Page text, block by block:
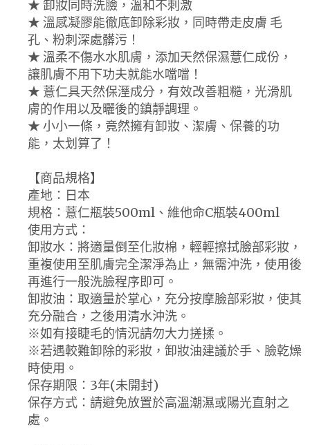
★ 卸妝同時洗臉，溫和不刺激
★ 溫感凝膠能徹底卸除彩妝，同時帶走皮膚 毛
孔、粉刺深處髒污！
★ 溫柔不傷水水肌膚，添加天然保濕薏仁成份，
讓肌膚不用下功夫就能水噹噹！
★ 薏仁具天然保溼成分，有效改善粗糙，光滑肌
膚的作用以及曬後的鎮靜調理。
★ 小小一條，竟然擁有卸妝、潔膚、保養的功
能，太划算了！
【商品規格】
產地：日本
規格：薏仁瓶裝500ml、維他命C瓶裝400ml
使用方式：
卸妝水：將適量倒至化妝棉，輕輕擦拭臉部彩妝，
重複使用至肌膚完全潔淨為止，無需沖洗，使用後
再進行一般洗臉程序即可。
卸妝油：取適量於掌心，充分按摩臉部彩妝，使其
充分融合，之後用清水沖洗。
※如有接睫毛的情況請勿大力搓揉。
※若遇較難卸除的彩妝，卸妝油建議於手、臉乾燥
時使用。
保存期限：3年(未開封)
保存方式：請避免放置於高溫潮濕或陽光直射之
處。